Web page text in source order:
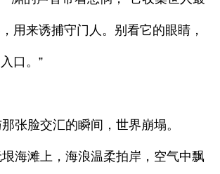
用来诱捕守门人。别看它的眼睛，
口。”
张脸交汇的瞬间，世界崩塌。
海滩上，海浪温柔拍岸，空气中飘